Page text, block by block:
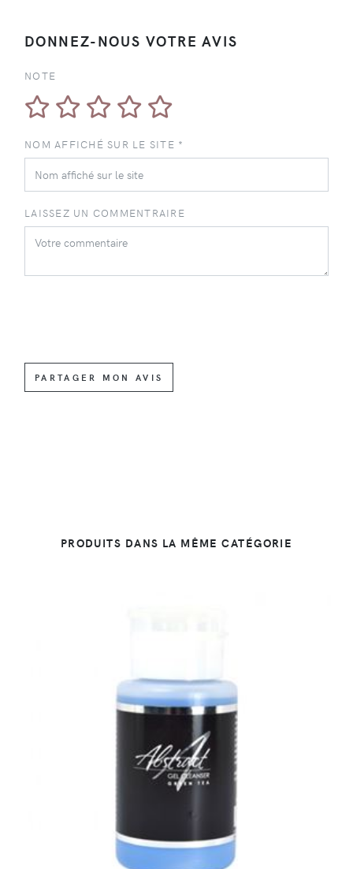
DONNEZ-NOUS VOTRE AVIS
NOTE
NOM AFFICHÉ SUR LE SITE *
LAISSEZ UN COMMENTRAIRE
PARTAGER MON AVIS
PRODUITS DANS LA MÊME CATÉGORIE
DÉTAILS